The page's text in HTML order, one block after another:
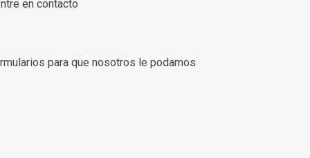
en contacto
para que nosotros le podamos